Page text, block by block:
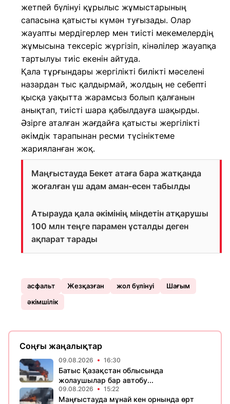
жетпей бүлінуі құрылыс жұмыстарының
сапасына қатысты күмән туғызады. Олар
жауапты мердігерлер мен тиісті мекемелердің
жұмысына тексеріс жүргізіп, кінәлілер жауапқа
тартылуы тиіс екенін айтуда.
Қала тұрғындары жергілікті билікті мәселені
назардан тыс қалдырмай, жолдың не себепті
қысқа уақытта жарамсыз болып қалғанын
анықтап, тиісті шара қабылдауға шақырды.
Әзірге аталған жағдайға қатысты жергілікті
әкімдік тарапынан ресми түсініктеме
жарияланған жоқ.
Маңғыстауда Бекет атаға бара жатқанда
жоғалған үш адам аман-есен табылды
Атырауда қала әкімінің міндетін атқарушы
100 млн теңге парамен ұсталды деген
ақпарат тарады
асфальт Жезқазған жол бүлінуі
Шағым
әкімшілік
Соңғы жаңалықтар
09.08.2026 16:30
Батыс Қазақстан облысында
жолаушылар бар автобу...
09.08.2026 15:22
Маңғыстауда мұнай кен орнында өрт